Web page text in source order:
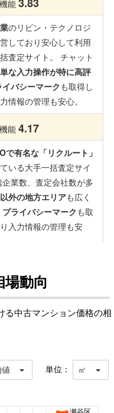
動向
る中古マンション価格の相
単位： ㎡